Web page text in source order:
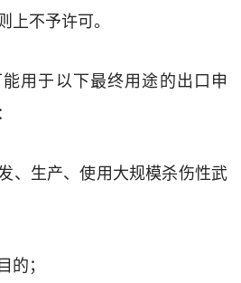
上不予许可。
用于以下最终用途的出口申
、生产、使用大规模杀伤性武
的；